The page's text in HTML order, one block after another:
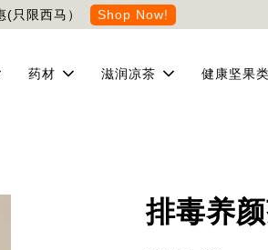
只限西马） Shop Now!
药材 滋润凉茶 健康坚果类
排毒养